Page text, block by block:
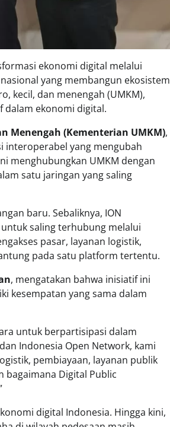
ekonomi digital melalui
nasional yang membangun ekosistem
kecil, dan menengah (UMKM),
dalam ekonomi digital.
Menengah (Kementerian UMKM),
interoperabel yang mengubah
menghubungkan UMKM dengan
satu jaringan yang saling
baru. Sebaliknya, ION
saling terhubung melalui
pasar, layanan logistik,
pada satu platform tertentu.
, mengatakan bahwa inisiatif ini
kesempatan yang sama dalam
untuk berpartisipasi dalam
Indonesia Open Network, kami
pembiayaan, layanan publik
bagaimana Digital Public
digital Indonesia. Hingga kini,